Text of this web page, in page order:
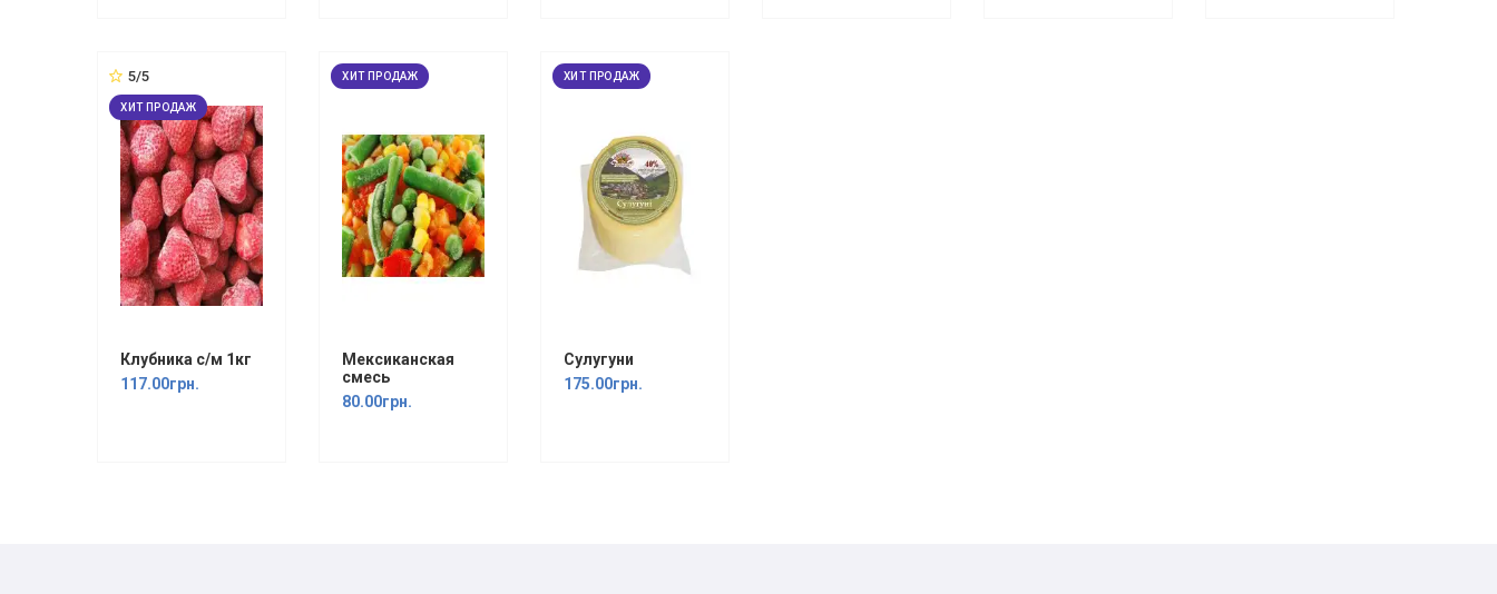
5/5
ХИТ ПРОДАЖ
Клубника с/м 1кг
117.00грн.
ХИТ ПРОДАЖ
Мексиканская
смесь
80.00грн.
ХИТ ПРОДАЖ
Сулугуни
175.00грн.